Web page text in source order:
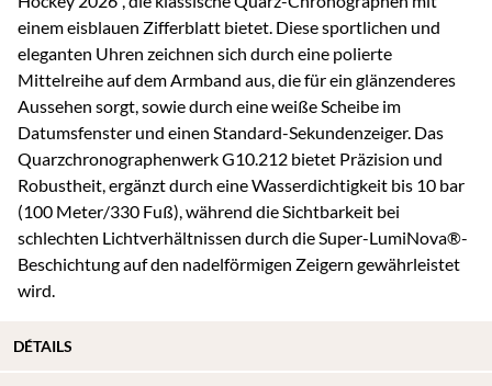
einem eisblauen Zifferblatt bietet. Diese sportlichen und
eleganten Uhren zeichnen sich durch eine polierte
Mittelreihe auf dem Armband aus, die für ein glänzenderes
Aussehen sorgt, sowie durch eine weiße Scheibe im
Datumsfenster und einen Standard-Sekundenzeiger. Das
Quarzchronographenwerk G10.212 bietet Präzision und
Robustheit, ergänzt durch eine Wasserdichtigkeit bis 10 bar
(100 Meter/330 Fuß), während die Sichtbarkeit bei
schlechten Lichtverhältnissen durch die Super-LumiNova®-
Beschichtung auf den nadelförmigen Zeigern gewährleistet
wird.
DÉTAILS